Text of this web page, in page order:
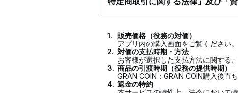
1.
販売価格（役務の対価）
アプリ内の購入画面をご覧ください。
2. 対価の支払時期・方法
お客様が選択した支払方法に関する
3. 商品の引渡時期（役務の提供時期）
GRAN COIN：GRAN COIN購入後直
4. 返金の特約